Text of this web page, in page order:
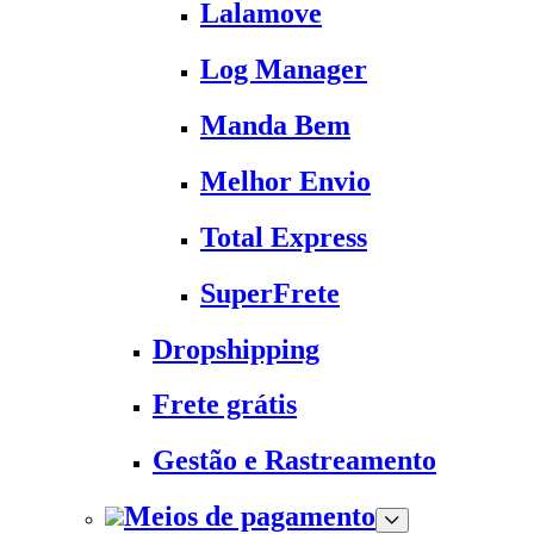
Lalamove
Log Manager
Manda Bem
Melhor Envio
Total Express
SuperFrete
Dropshipping
Frete grátis
Gestão e Rastreamento
Meios de pagamento